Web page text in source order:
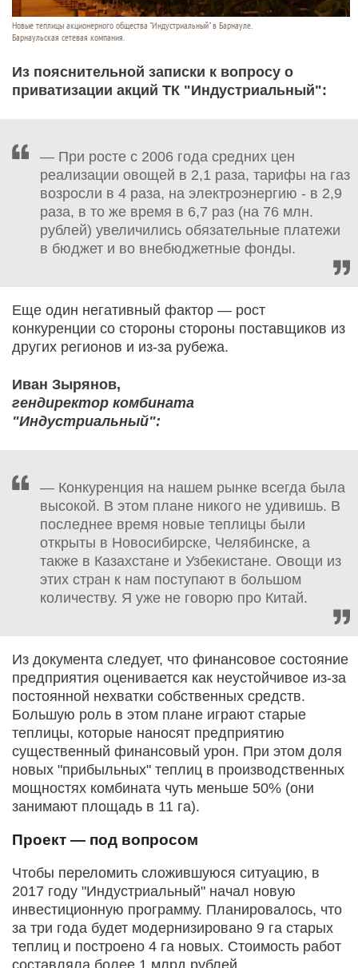
Новые теплицы акционерного общества "Индустриальный" в Барнауле.
Барнаульская сетевая компания.
Из пояснительной записки к вопросу о
приватизации акций ТК "Индустриальный":
— При росте с 2006 года средних цен
реализации овощей в 2,1 раза, тарифы на газ
возросли в 4 раза, на электроэнергию - в 2,9
раза, в то же время в 6,7 раз (на 76 млн.
рублей) увеличились обязательные платежи
в бюджет и во внебюджетные фонды.
Еще один негативный фактор — рост
конкуренции со стороны стороны поставщиков из
других регионов и из-за рубежа.
Иван Зырянов,
гендиректор комбината
"Индустриальный":
— Конкуренция на нашем рынке всегда была
высокой. В этом плане никого не удивишь. В
последнее время новые теплицы были
открыты в Новосибирске, Челябинске, а
также в Казахстане и Узбекистане. Овощи из
этих стран к нам поступают в большом
количеству. Я уже не говорю про Китай.
Из документа следует, что финансовое состояние
предприятия оценивается как неустойчивое из-за
постоянной нехватки собственных средств.
Большую роль в этом плане играют старые
теплицы, которые наносят предприятию
существенный финансовый урон. При этом доля
новых "прибыльных" теплиц в производственных
мощностях комбината чуть меньше 50% (они
занимают площадь в 11 га).
Проект — под вопросом
Чтобы переломить сложившуюся ситуацию, в
2017 году "Индустриальный" начал новую
инвестиционную программу. Планировалось, что
за три года будет модернизировано 9 га старых
теплиц и построено 4 га новых. Стоимость работ
составляла более 1 млрд рублей.